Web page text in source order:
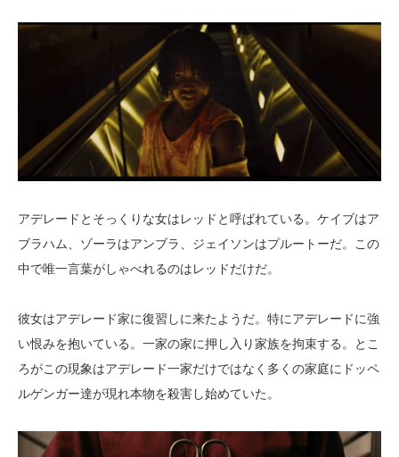
アデレードとそっくりな女はレッドと呼ばれている。ケイブはア
ブラハム、ゾーラはアンブラ、ジェイソンはプルートーだ。この
中で唯一言葉がしゃべれるのはレッドだけだ。
彼女はアデレード家に復習しに来たようだ。特にアデレードに強
い恨みを抱いている。一家の家に押し入り家族を拘束する。とこ
ろがこの現象はアデレード一家だけではなく多くの家庭にドッペ
ルゲンガー達が現れ本物を殺害し始めていた。